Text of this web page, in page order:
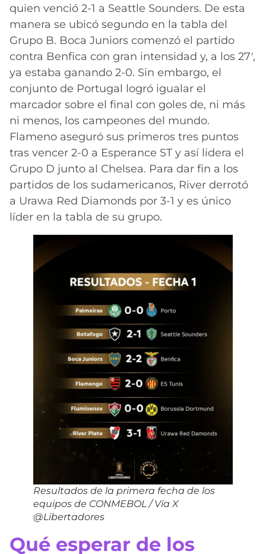
quien venció 2-1 a Seattle Sounders. De esta
manera se ubicó segundo en la tabla del
Grupo B. Boca Juniors comenzó el partido
contra Benfica con gran intensidad y, a los 27′,
ya estaba ganando 2-0. Sin embargo, el
conjunto de Portugal logró igualar el
marcador sobre el final con goles de, ni más
ni menos, los campeones del mundo.
Flameno aseguró sus primeros tres puntos
tras vencer 2-0 a Esperance ST y así lidera el
Grupo D junto al Chelsea. Para dar fin a los
partidos de los sudamericanos, River derrotó
a Urawa Red Diamonds por 3-1 y es único
líder en la tabla de su grupo.
Resultados de la primera fecha de los
equipos de CONMEBOL / Vía X
@Libertadores
Qué esperar de los